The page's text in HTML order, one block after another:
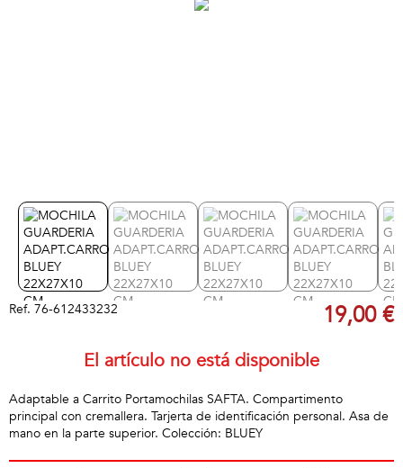
Ref. 76-612433232 19,00 €
El artículo no está disponible
Adaptable a Carrito Portamochilas SAFTA. Compartimento
principal con cremallera. Tarjerta de identificación personal. Asa de
mano en la parte superior. Colección: BLUEY